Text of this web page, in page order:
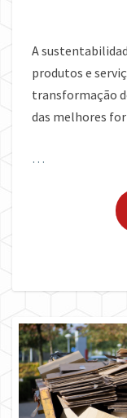
A
produtos e
transformação
das melhores
…